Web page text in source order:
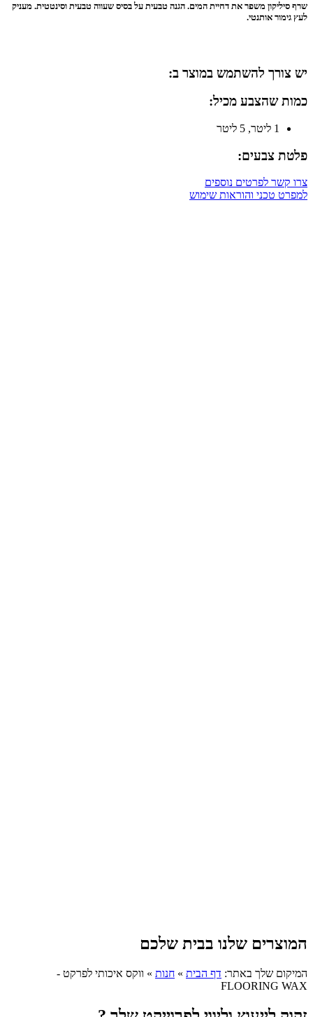
שרף סיליקון משפר את דחיית המים. הגנה טבעית על בסיס שעווה טבעית וסינטטית. מעניק
לעץ גימור אותנטי.
יש צורך להשתמש במוצר ב:
כמות שהצבע מכיל:
1 ליטר, 5 ליטר
פלטת צבעים:
צרו קשר לפרטים נוספים
למפרט טכני והוראות שימוש
המוצרים שלנו בבית שלכם
המיקום שלך באתר: דף הבית » חנות » ווקס איכותי לפרקט -
FLOORING WAX